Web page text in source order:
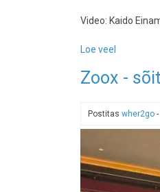
Video: Kaido
Loe veel
isejuhtivat
San
ja
Tesla
Zoox -
Postitas wher2go -